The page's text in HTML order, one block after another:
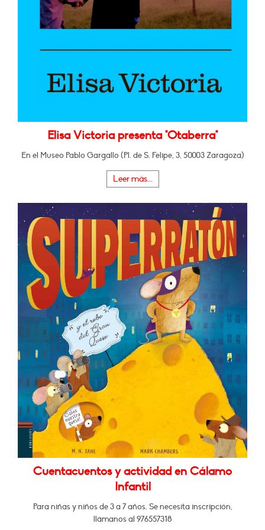
Elisa Victoria presenta "Otaberra"
En el Museo Pablo Gargallo (Pl. de S. Felipe, 3, 50003 Zaragoza)
Leer más...
Cuentacuentos y actividad en Cálamo
Infantil
Para niñas y niños de 3 a 7 años. Se necesita inscripción,
llámanos al 976557318